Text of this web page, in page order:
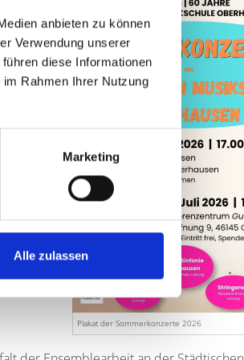
anbieten zu können
Verwendung unserer
diese Informationen
Rahmen Ihrer Nutzung
Marketing
Alle zulassen
An der
Plakat der Sommerkonzerte 2026